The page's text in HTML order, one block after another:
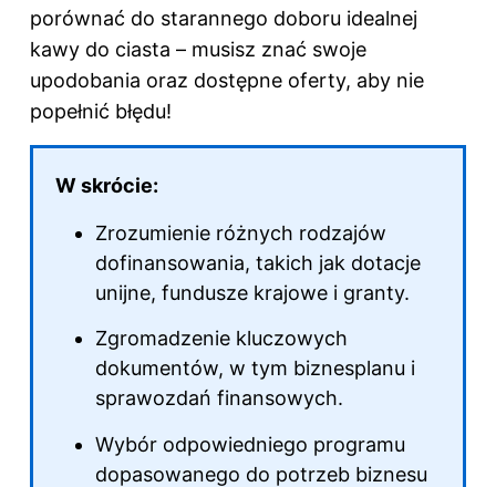
porównać do starannego doboru idealnej
kawy do ciasta – musisz znać swoje
upodobania oraz dostępne oferty, aby nie
popełnić błędu!
W skrócie:
Zrozumienie różnych rodzajów
dofinansowania, takich jak dotacje
unijne, fundusze krajowe i granty.
Zgromadzenie kluczowych
dokumentów, w tym biznesplanu i
sprawozdań finansowych.
Wybór odpowiedniego programu
dopasowanego do potrzeb biznesu